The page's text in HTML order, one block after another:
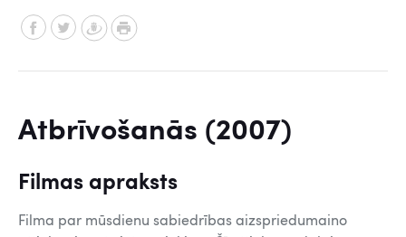
Atbrīvošanās (2007)
Filmas apraksts
Filma par mūsdienu sabiedrības aizspriedumaino